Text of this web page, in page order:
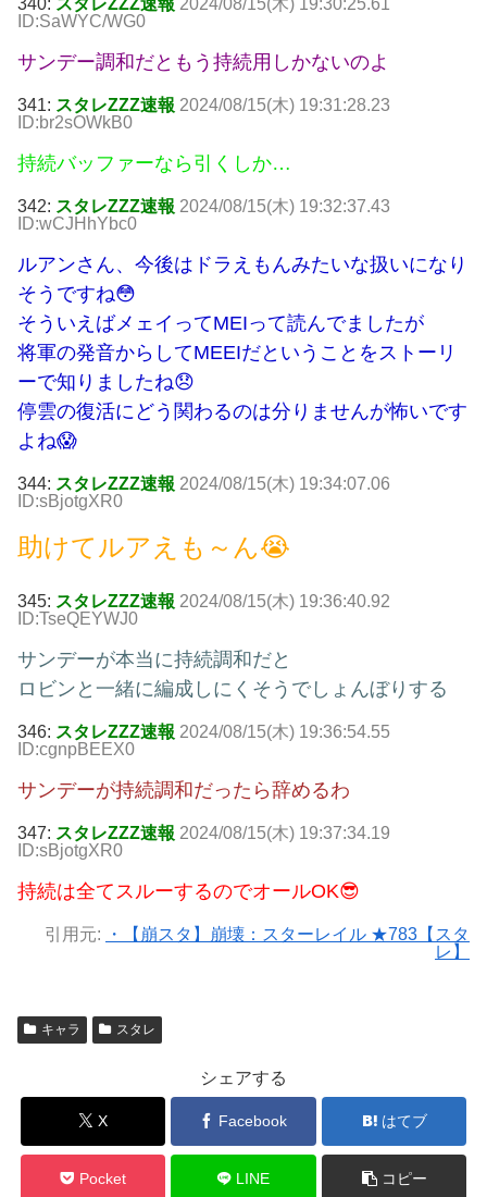
ID:SaWYC/WG0
サンデー調和だともう持続用しかないのよ
341: スタレZZZ速報 2024/08/15(木) 19:31:28.23
ID:br2sOWkB0
持続バッファーなら引くしか…
342: スタレZZZ速報 2024/08/15(木) 19:32:37.43
ID:wCJHhYbc0
ルアンさん、今後はドラえもんみたいな扱いになり
そうですね😳
そういえばメェイってMEIって読んでましたが
将軍の発音からしてMEEIだということをストーリ
ーで知りましたね😞
停雲の復活にどう関わるのは分りませんが怖いです
よね😱
344: スタレZZZ速報 2024/08/15(木) 19:34:07.06
ID:sBjotgXR0
助けてルアえも～ん😭
345: スタレZZZ速報 2024/08/15(木) 19:36:40.92
ID:TseQEYWJ0
サンデーが本当に持続調和だと
ロビンと一緒に編成しにくそうでしょんぼりする
346: スタレZZZ速報 2024/08/15(木) 19:36:54.55
ID:cgnpBEEX0
サンデーが持続調和だったら辞めるわ
347: スタレZZZ速報 2024/08/15(木) 19:37:34.19
ID:sBjotgXR0
持続は全てスルーするのでオールOK😎
引用元:
・【崩スタ】崩壊：スターレイル ★783【スタ
レ】
キャラ スタレ
シェアする
X Facebook はてブ
Pocket LINE コピー